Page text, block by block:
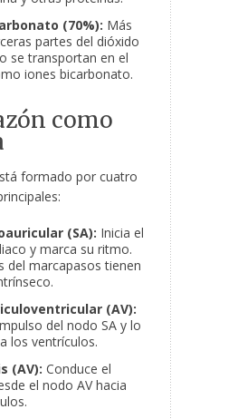
(70%): Más
partes del dióxido
se transportan en el
iones bicarbonato.
como
formado por cuatro
(SA): Inicia el
y marca su ritmo.
del marcapasos tienen
(AV):
del nodo SA y lo
los ventrículos.
(AV): Conduce el
el nodo AV hacia